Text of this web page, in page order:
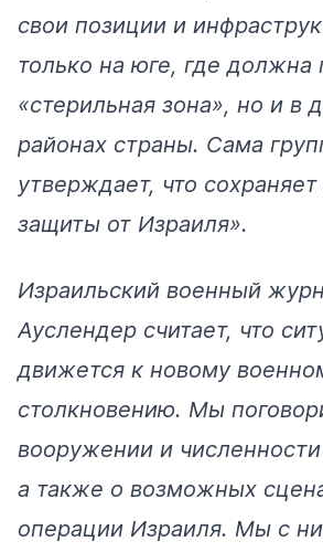
свои позиции и
только на юге, где должна
«стерильная зона», но и в
районах страны. Сама
утверждает, что
защиты от Израиля».
Израильский военный
Ауслендер считает, что
движется к новому
столкновению. Мы
вооружении и
а также о возможных
операции Израиля. Мы с